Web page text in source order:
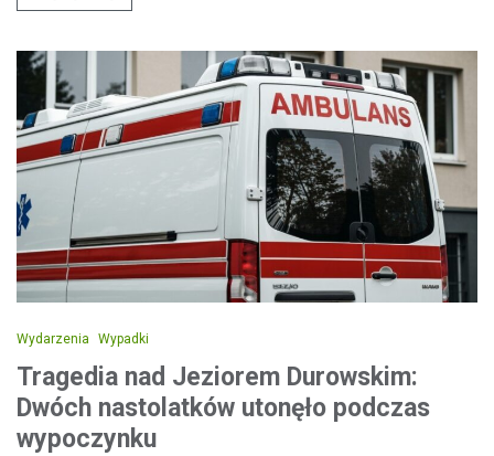
Wydarzenia Wypadki
Tragedia nad Jeziorem Durowskim:
Dwóch nastolatków utonęło podczas
wypoczynku